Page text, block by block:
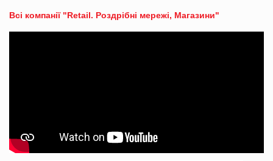
Всі компанії "Retail. Роздрібні мережі, Магазини"